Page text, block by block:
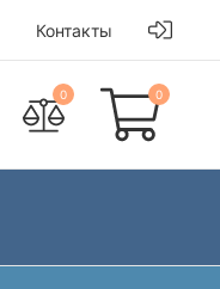
Контакты
0 0